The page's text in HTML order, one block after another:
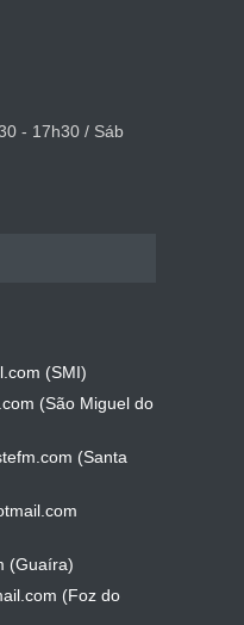
- 17h30 / Sáb
(SMI)
(São Miguel do
(Santa
(Guaíra)
(Foz do